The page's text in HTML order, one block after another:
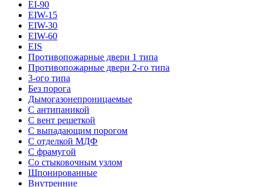
EI-90
EIW-15
EIW-30
EIW-60
EIS
Противопожарные двери 1 типа
Противопожарные двери 2-го типа
3-ого типа
Без порога
Дымогазонепроницаемые
С антипаникой
С вент решеткой
С выпадающим порогом
С отделкой МДФ
С фрамугой
Со стыковочным узлом
Шпонированные
Внутренние